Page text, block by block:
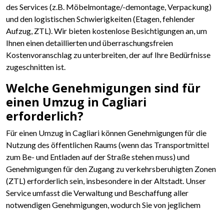
des Services (z.B. Möbelmontage/-demontage, Verpackung)
und den logistischen Schwierigkeiten (Etagen, fehlender
Aufzug, ZTL). Wir bieten kostenlose Besichtigungen an, um
Ihnen einen detaillierten und überraschungsfreien
Kostenvoranschlag zu unterbreiten, der auf Ihre Bedürfnisse
zugeschnitten ist.
Welche Genehmigungen sind für
einen Umzug in Cagliari
erforderlich?
Für einen Umzug in Cagliari können Genehmigungen für die
Nutzung des öffentlichen Raums (wenn das Transportmittel
zum Be- und Entladen auf der Straße stehen muss) und
Genehmigungen für den Zugang zu verkehrsberuhigten Zonen
(ZTL) erforderlich sein, insbesondere in der Altstadt. Unser
Service umfasst die Verwaltung und Beschaffung aller
notwendigen Genehmigungen, wodurch Sie von jeglichem